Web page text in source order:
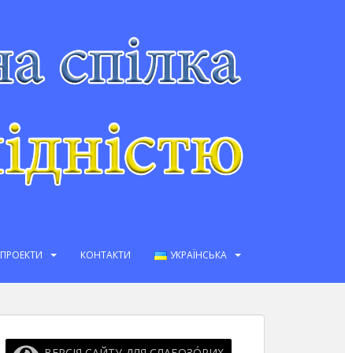
ПРОЕКТИ КОНТАКТИ УКРАЇНСЬКА